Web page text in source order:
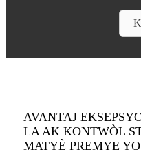
AVANTAJ
LA AK KONTWÒL
MATYÈ PREMYE YO